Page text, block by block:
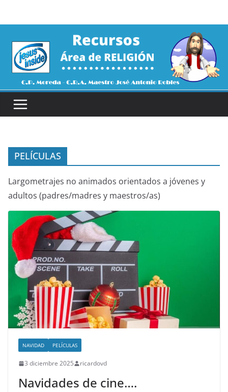
PELÍCULAS
Largometrajes no animados orientados a jóvenes y
adultos (padres/madres y maestros/as)
NAVIDAD PELÍCULAS
3 diciembre 2025 ricardovd
Navidades de cine….